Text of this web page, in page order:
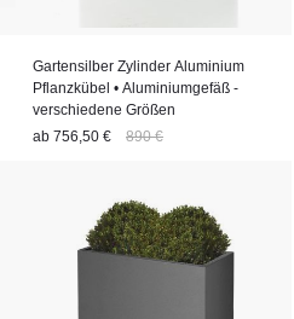
Gartensilber Zylinder Aluminium
Pflanzkübel • Aluminiumgefäß -
verschiedene Größen
ab 756,50 € 890 €